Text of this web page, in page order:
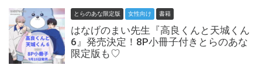
とらのあな限定版 女性向け 書籍
はなげのまい先生『高良くんと天城くん
6』発売決定！8P小冊子付きとらのあな
限定版も♡